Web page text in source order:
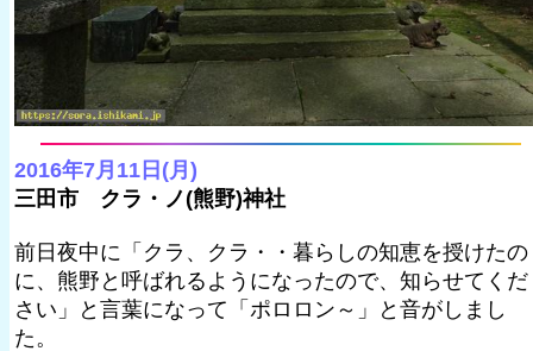
2016年7月11日(月)
三田市 クラ・ノ(熊野)神社
前日夜中に「クラ、クラ・・暮らしの知恵を授けたの
に、熊野と呼ばれるようになったので、知らせてくだ
さい」と言葉になって「ポロロン～」と音がしまし
た。